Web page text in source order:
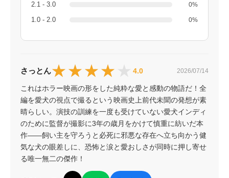
2.1 - 3.0 0%
1.0 - 2.0 0%
さっとん★★★★★
★★★★★ 4.0 2026/07/14
これはホラー映画の形をした純粋な愛と感動の物語だ！全
編を愛犬の視点で撮るという映画史上前代未聞の発想が素
晴らしい。演技の訓練を一度も受けていない愛犬インディ
のために監督が撮影に3年の歳月をかけて慎重に紡いだ本
作——飼い主を守ろうと必死に邪悪な存在へ立ち向かう健
気な犬の眼差しに、恐怖と涙と愛おしさが同時に押し寄せ
る唯一無二の傑作！